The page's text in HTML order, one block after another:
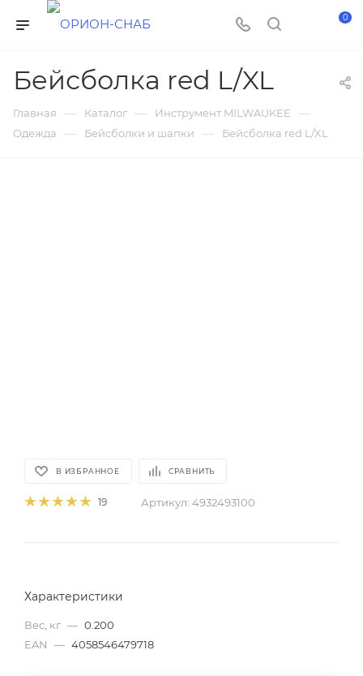
0
Бейсболка red L/XL
Главная — Каталог — Инструмент MILWAUKEE —
Одежда — Бейсболки и шапки — Бейсболка red L/XL
В ИЗБРАННОЕ СРАВНИТЬ
19 Артикул: 4932493100
Характеристики
Вес, кг — 0.200
EAN
— 4058546479718